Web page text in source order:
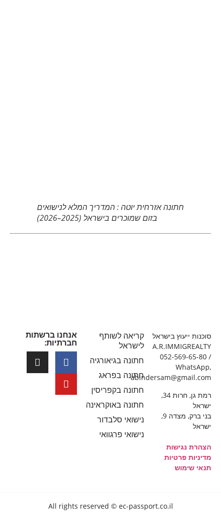
חתונה אזרחית יוטה : המדריך המלא לנישואים
בזום שמוכרים בישראל (2025–2026)
סוכנות ייעוץ בישראל
A.R.IMMIGREALTY
052-569-65-80 /
WhatsApp,
abindersam@gmail.com
ישראל
בני ברק, מצדה 9,
ישראל
הצהרת נגישות
מדיניות פרטיות
תנאי שימוש
קריאה לשותף
לישראל
חתונה בגיאורגיה
חתונה בפראג
חתונה בקפריסין
חתונה באוקראינה
נישואי סלבדור
נישואי פרגוואי
אנחנו ברשתות
חברתיות:
All rights reserved © ec-passport.co.il